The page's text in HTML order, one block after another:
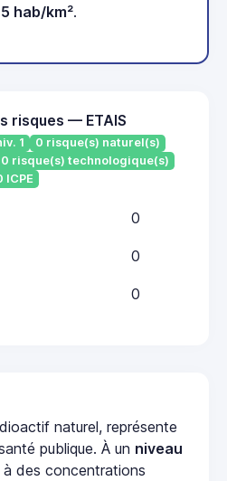
5 hab/km².
risques — ETAIS
1
0 risque(s) naturel(s)
0 risque(s) technologique(s)
ICPE
0
0
0
naturel, représente
publique. À un niveau
à des concentrations